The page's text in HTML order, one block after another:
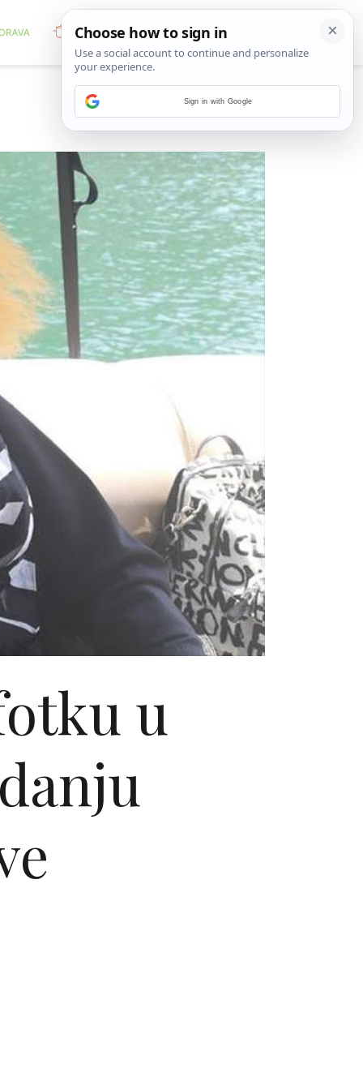
u
Sign in with Google